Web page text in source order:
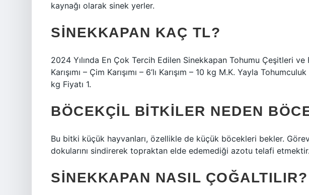
kaynağı olarak sinek yerler.
SINEKKAPAN KAÇ TL?
2024 Yılında En Çok Tercih Edilen Sinekkapan Tohumu Çeşitleri ve
Karışımı – Çim Karışımı – 6’lı Karışım – 10 kg M.K. Yayla
kg Fiyatı 1.
BÖCEKÇIL BITKILER NEDEN
Bu bitki küçük hayvanları, özellikle de küçük böcekleri bekler.
dokularını sindirerek topraktan elde edemediği azotu telafi etmektir.
SINEKKAPAN NASIL ÇOĞALTILIR?